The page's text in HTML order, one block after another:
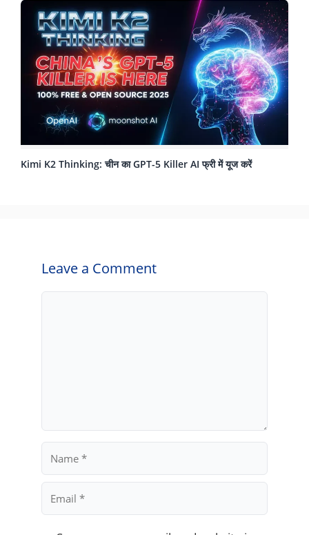
Kimi K2 Thinking: चीन का GPT-5 Killer AI फ्री में यूज करें
Leave a Comment